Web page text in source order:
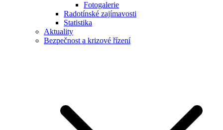
Fotogalerie
Radotínské zajímavosti
Statistika
Aktuality
Bezpečnost a krizové řízení